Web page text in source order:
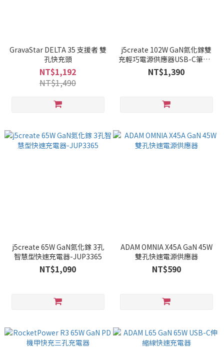
GravaStar DELTA 35 支援者 雙
孔快充頭
NT$1,192
NT$1,490
j5create 102W GaN氮化鎵雙
充輕巧電源供應器USB-C筆電 /
MacBook / iPhone充電器–
JUP25102
NT$1,390
j5create 65W GaN氮化鎵 3孔
智慧型快速充電器-JUP3365
NT$1,090
ADAM OMNIA X45A GaN 45W
雙孔快速電源供應器
NT$590